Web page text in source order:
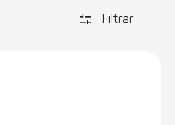
discover_tune Filtrar